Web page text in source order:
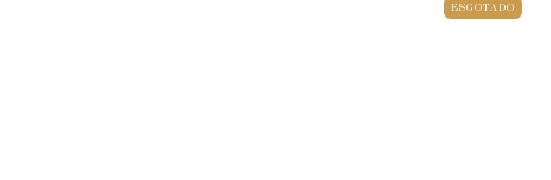
ESGOTADO